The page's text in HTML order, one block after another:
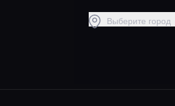
Выберите город